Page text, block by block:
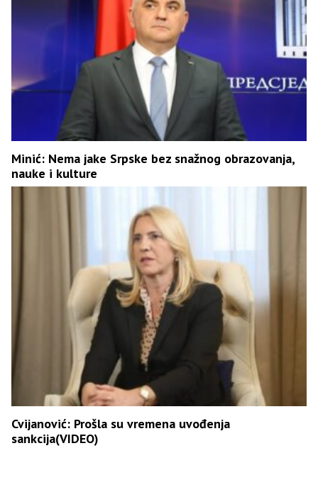
Minić: Nema jake Srpske bez snažnog obrazovanja,
nauke i kulture
Cvijanović: Prošla su vremena uvođenja
sankcija(VIDEO)